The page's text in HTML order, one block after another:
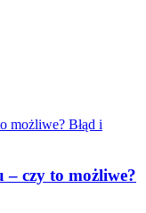
– czy to możliwe?